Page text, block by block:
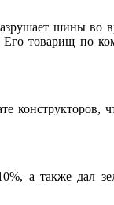
шины во
товарищ по
конструкторов,
а также дал